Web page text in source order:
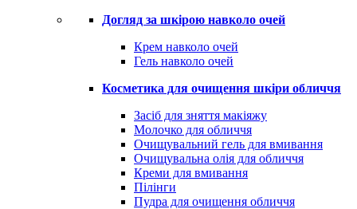
Догляд за шкірою навколо очей
Крем навколо очей
Гель навколо очей
Косметика для очищення шкіри обличчя
Засіб для зняття макіяжу
Молочко для обличчя
Очищувальний гель для вмивання
Очищувальна олія для обличчя
Креми для вмивання
Пілінги
Пудра для очищення обличчя